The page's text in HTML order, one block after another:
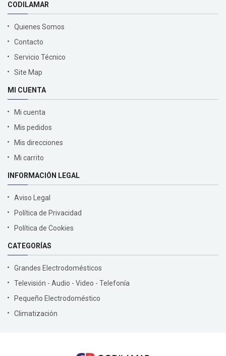
CODILAMAR
Quienes Somos
Contacto
Servicio Técnico
Site Map
MI CUENTA
Mi cuenta
Mis pedidos
Mis direcciones
Mi carrito
INFORMACIÓN LEGAL
Aviso Legal
Política de Privacidad
Política de Cookies
CATEGORÍAS
Grandes Electrodomésticos
Televisión - Audio - Video - Telefonía
Pequeño Electrodoméstico
Climatización